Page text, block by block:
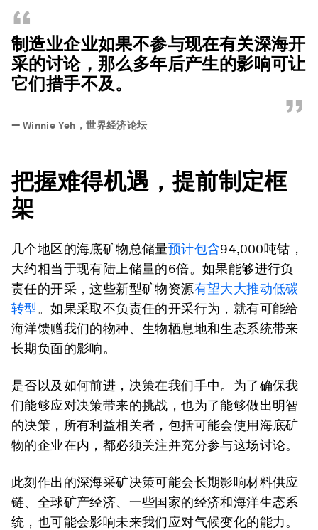
“
制造业企业如果不参与现在有关深海开
采的讨论，那么多年后产生的影响可让
它们措手不及。
”
— Winnie Yeh，世界经济论坛
把握难得机遇，提前制定框
架
几个地区的海底矿物总储量预计包含94,000吨钴，
大约相当于现有陆上储量的6倍。如果能够进行负
责任的开采，这些新型矿物资源有望大大推动低碳
转型 。如果采取不负责任的开采行为，就有可能给
海洋馈赠我们的物种、生物栖息地和生态系统带来
长期负面的影响。
是否以及如何前进，决策在我们手中。为了确保我
们能够应对决策带来的挑战，也为了能够做出明智
的决策，所有利益相关者，包括可能会使用海底矿
物的企业在内，都必须关注并充分参与这场讨论。
此刻作出的深海采矿决策可能会长期影响材料供应
链、全球矿产经济、一些国家的经济和海洋生态系
统，也可能会影响未来我们应对气候变化的能力。